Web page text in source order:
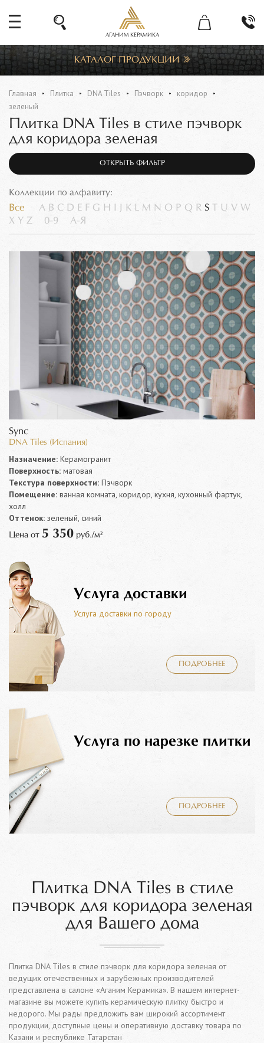
АГАНИМ КЕРАМИКА
КАТАЛОГ ПРОДУКЦИИ
Главная Плитка DNA Tiles Пэчворк
коридор
зеленый
Плитка DNA Tiles в стиле пэчворк
для коридора зеленая
ОТКРЫТЬ ФИЛЬТР
Коллекции по алфавиту:
Все A B C D E F G H K L M N O P Q R S U V W
X Y Z 0-9 А-Я
Sync
DNA Tiles (Испания)
Назначение: Керамогранит
Поверхность: матовая
Текстура поверхности: Пэчворк
Помещение: ванная комната, коридор, кухня, кухонный фартук,
холл
Оттенок: зеленый, синий
Цена от 5 350 руб./м²
Услуга доставки
Услуга доставки по городу
ПОДРОБНЕЕ
Услуга по нарезке плитки
ПОДРОБНЕЕ
Плитка DNA Tiles в стиле
пэчворк для коридора зеленая
для Вашего дома
Плитка DNA Tiles в стиле пэчворк для коридора зеленая от
ведущих отечественных и зарубежных производителей
представлена в салоне «Аганим Керамика». В нашем интернет-
магазине вы можете купить керамическую плитку быстро и
недорого. Мы рады предложить вам широкий ассортимент
продукции, доступные цены и оперативную доставку товара по
Казани и республике Татарстан